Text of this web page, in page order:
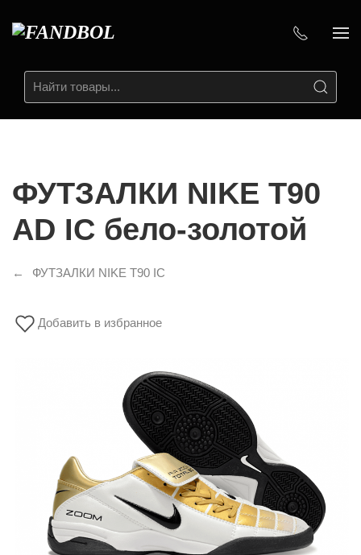
ФУТЗАЛКИ NIKE T90
AD IC бело-золотой
ФУТЗАЛКИ NIKE T90 IC
Добавить в избранное